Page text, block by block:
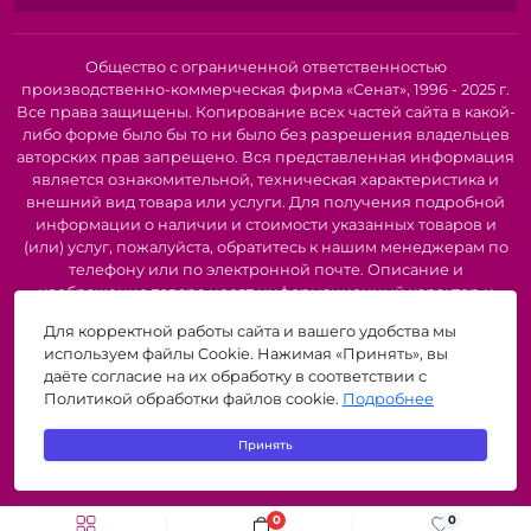
0
0
надежной фиксации и удобства использования.
Косточки:Различных форм и размеров, для
создания идеальной формы бюстгальтера.
Зажимы и фиксаторы:Для надежной фиксации
бретелей и других элементов.
Рекомендации по использованию: При пошиве белья
используйте эластичные ленты, соответствующие типу
ткани (хлопок, микрофибра, кружево). Для
бюстгальтеров подбирайте косточки строго по размеру
по ширине с бретелечной лентой. При пришивании
резинок к поясу используйте трикотажные или
эластичные строчки. Для деликатных материалов
фурнитура SENAT (если бренд не указан, но
подразумевается качественная) и другие бренды имеют
антиаллергическое покрытие.
Общество с ограниченной ответственностью
производственно-коммерческая фирма «Сенат», 1996 - 2025 г.
Все права защищены. Копирование всех частей сайта в какой-
либо форме было бы то ни было без разрешения владельцев
авторских прав запрещено. Вся представленная информация
является ознакомительной, техническая характеристика и
внешний вид товара или услуги. Для получения подробной
информации о наличии и стоимости указанных товаров и
(или) услуг, пожалуйста, обратитесь к нашим менеджерам по
телефону или по электронной почте. Описание и
изображение товара носят информационный характер и
представленных в технической документации производителя.
Производители о предоставлении за собой права на
изменение внешнего вида, характеристик и комплектации
товара, предварительно не уведомляя продавцов и
потребителей. Рекомендуется при покупке проверить
наличие необходимых функций и характеристик.
Для корректной работы сайта и вашего удобства мы
используем файлы Cookie. Нажимая «Принять», вы
даёте согласие на их обработку в соответствии с
Политикой обработки файлов cookie. Подробнее
Принять